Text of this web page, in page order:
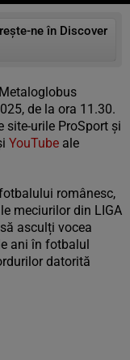
ne în Discover
de la ora 11.30.
site-urile ProSport și
YouTube ale
românesc,
meciurilor din LIGA
asculți vocea
ani în fotbalul
datorită